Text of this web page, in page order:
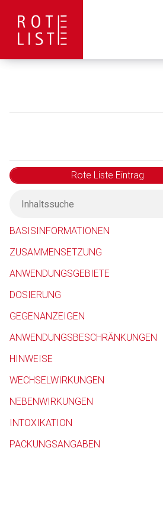
Rote Liste Eintrag
BASISINFORMATIONEN
ZUSAMMENSETZUNG
ANWENDUNGSGEBIETE
DOSIERUNG
GEGENANZEIGEN
ANWENDUNGSBESCHRÄNKUNGEN
HINWEISE
WECHSELWIRKUNGEN
NEBENWIRKUNGEN
INTOXIKATION
PACKUNGSANGABEN